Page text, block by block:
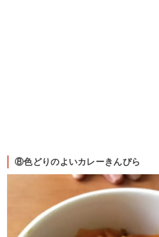
⑧色どりのよいカレーきんぴら